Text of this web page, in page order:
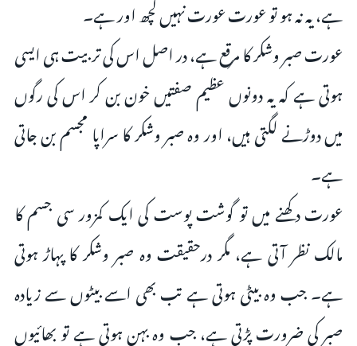
ہے، یہ نہ ہو تو عورت عورت نہیں کچھ اور ہے۔
عورت صبر وشکر کا مرقع ہے، در اصل اس کی تربیت ہی ایسی
ہوتی ہے کہ یہ دونوں عظیم صفتیں خون بن کر اس کی رگوں
میں دوڑنے لگتی ہیں، اور وہ صبر وشکر کا سراپا مجسم بن جاتی
ہے۔
عورت دکھنے میں تو گوشت پوست کی ایک کمزور سی جسم کا
مالک نظر آتی ہے، مگر درحقیقت وہ صبر وشکر کا پہاڑ ہوتی
ہے۔ جب وہ بیٹی ہوتی ہے تب بھی اسے بیٹوں سے زیادہ
صبر کی ضرورت پڑتی ہے، جب وہ بہن ہوتی ہے تو بھائیوں